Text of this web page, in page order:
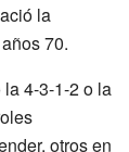
la
70.
4-3-1-2 o la
otros en